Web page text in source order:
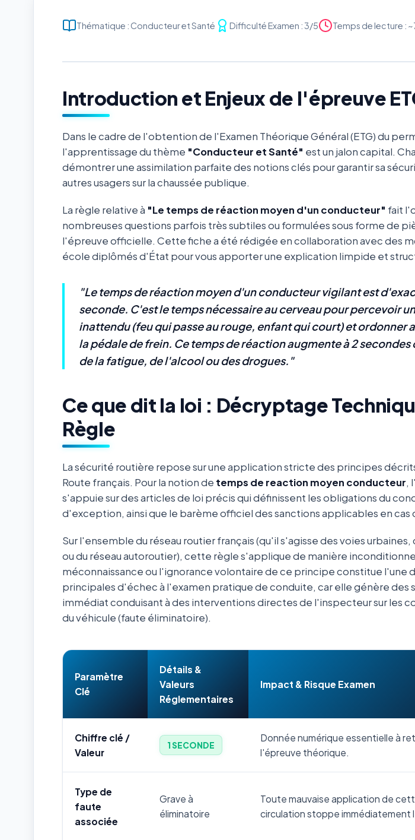
Thématique : Conducteur et Santé Difficulté Examen : 3/5 Temps de lecture :
Introduction et Enjeux de l'épreuve
Dans le cadre de l'obtention de l'Examen Théorique Général (ETG) du
l'apprentissage du thème "Conducteur et Santé" est un jalon capital.
démontrer une assimilation parfaite des notions clés pour garantir sa
autres usagers sur la chaussée publique.
La règle relative à "Le temps de réaction moyen d'un conducteur" fait
nombreuses questions parfois très subtiles ou formulées sous forme de
l'épreuve officielle. Cette fiche a été rédigée en collaboration avec des
école diplômés d'État pour vous apporter une explication limpide et
"Le temps de réaction moyen d'un conducteur vigilant est
seconde. C'est le temps nécessaire au cerveau pour percevoir
inattendu (feu qui passe au rouge, enfant qui court) et ordonner
la pédale de frein. Ce temps de réaction augmente à 2
de la fatigue, de l'alcool ou des drogues."
Ce que dit la loi : Décryptage
Règle
La sécurité routière repose sur une application stricte des principes
Route français. Pour la notion de temps de reaction moyen conducteur,
s'appuie sur des articles de loi précis qui définissent les obligations du
d'exception, ainsi que le barème officiel des sanctions applicables en
Sur l'ensemble du réseau routier français (qu'il s'agisse des voies
ou du réseau autoroutier), cette règle s'applique de manière
méconnaissance ou l'ignorance volontaire de ce principe constitue l'une
principales d'échec à l'examen pratique de conduite, car elle génère des
immédiat conduisant à des interventions directes de l'inspecteur sur les
du véhicule (faute éliminatoire).
Paramètre
Clé
Détails &
Valeurs
Réglementaires
Impact & Risque Examen
Chiffre clé /
Valeur
1 SECONDE
Donnée numérique essentielle à
l'épreuve théorique.
Type de
faute
associée
Grave à
éliminatoire
Toute mauvaise application de
circulation stoppe immédiatement